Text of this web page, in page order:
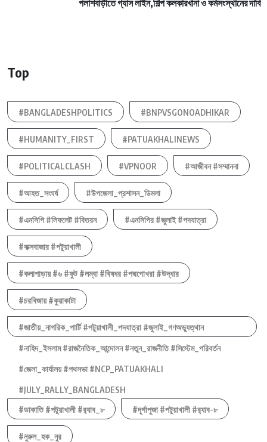
পলাশবাড়ীতে গ্যাস লাইন,শিল্প কলকারখানা ও কর্মসংস্থানের দাবি
Top
#BANGLADESHPOLITICS #BNPVSGONOADHIKAR
#HUMANITY_FIRST #PATUAKHALINEWS
#POLITICALCLASH #VPNOOR #আজীবন #সম্মাননা
#আহত_সংঘর্ষ #উপজেলা_প্রশাসন_ডিমলা
#এনসিপি #লিফলেট #বিতরন #এনসিপির #জুলাই #পদযাত্রা
#কক্সবাজার #পটুয়াখালী
#কলাপাড়ায় #৬ #ফুট #লম্বা #বিষধর #পদ্মগোখরা #উদ্ধার
#চরবিজায় #কুয়াকাটা
#জাতীয়_নাগরিক_পার্টি #পটুয়াখালী_পদযাত্রা #জুলাই_গণঅভ্যুত্থান
#নাহিদ_ইসলাম #রাজনৈতিক_আন্দোলন #নতুন_রাজনীতি #সিস্টেম_পরিবর্তন
#জেলা_কার্যালয় #পথসভা #NCP_PATUAKHALI
#JULY_RALLY_BANGLADESH
#ডাকাতি #পটুয়াখালী #র‍্যাব_৮
#দূর্গাপুজা #পটুয়াখালী #র‍্যাব-৮
#নুরুল_হক_নুর